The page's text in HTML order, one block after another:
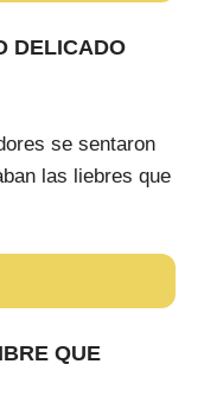
DELICADO
se sentaron
las liebres que
QUE